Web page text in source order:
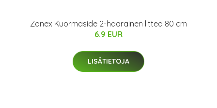
Zonex Kuormaside 2-haarainen litteä 80 cm
6.9 EUR
LISÄTIETOJA